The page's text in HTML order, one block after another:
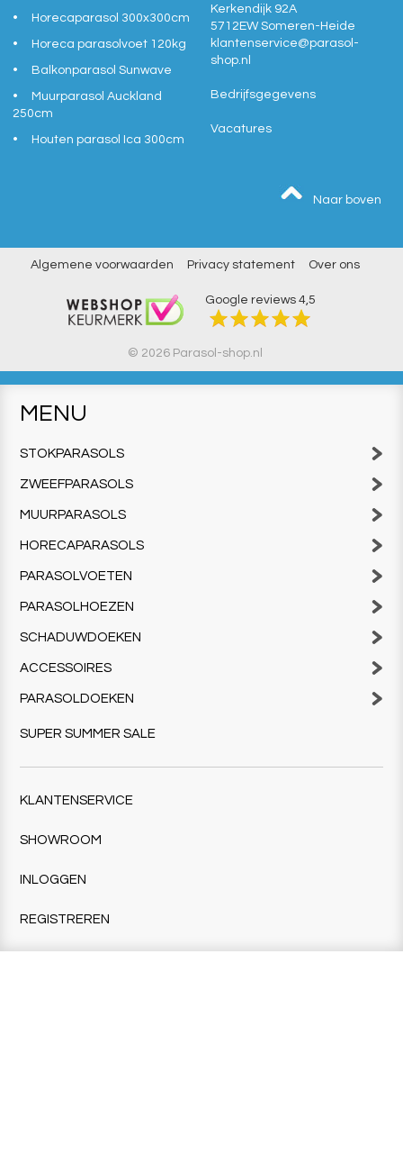
Horecaparasol 300x300cm
Horeca parasolvoet 120kg
Balkonparasol Sunwave
Muurparasol Auckland
250cm
Houten parasol Ica 300cm
Kerkendijk 92A
5712EW Someren-Heide
klantenservice@parasol-
shop.nl
Bedrijfsgegevens
Vacatures
Naar boven
Algemene voorwaarden Privacy statement Over ons
Google reviews 4,5
© 2026 Parasol-shop.nl
MENU
STOKPARASOLS
ZWEEFPARASOLS
MUURPARASOLS
HORECAPARASOLS
PARASOLVOETEN
PARASOLHOEZEN
SCHADUWDOEKEN
ACCESSOIRES
PARASOLDOEKEN
SUPER SUMMER SALE
KLANTENSERVICE
SHOWROOM
INLOGGEN
REGISTREREN